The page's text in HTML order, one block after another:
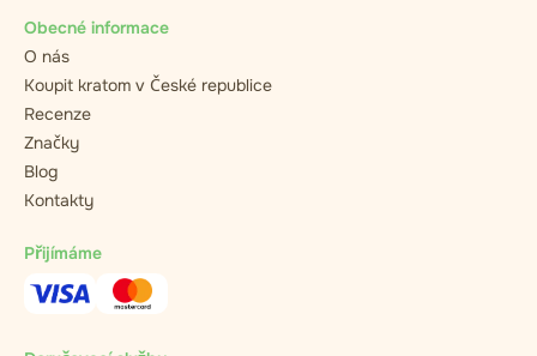
Obecné informace
O nás
Koupit kratom v České republice
Recenze
Značky
Blog
Kontakty
Přijímáme